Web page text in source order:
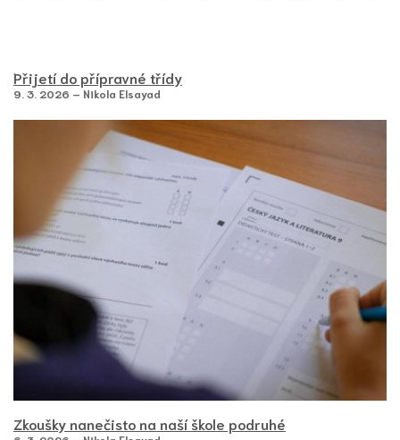
Přijetí do přípravné třídy
9. 3. 2026 – Nikola Elsayad
Zkoušky nanečisto na naší škole podruhé